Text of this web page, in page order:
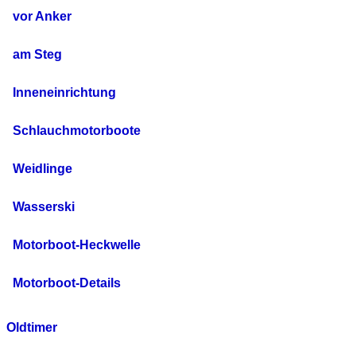
vor Anker
am Steg
Inneneinrichtung
Schlauchmotorboote
Weidlinge
Wasserski
Motorboot-Heckwelle
Motorboot-Details
Oldtimer